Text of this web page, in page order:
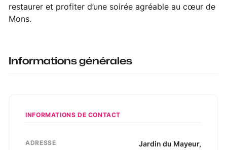
restaurer et profiter d’une soirée agréable au cœur de
Mons.
Informations générales
INFORMATIONS DE CONTACT
ADRESSE Jardin du Mayeur,